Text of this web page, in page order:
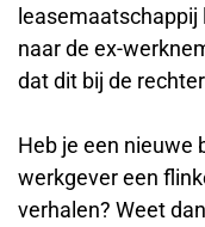
naar de ex-
dat dit bij de
Heb je een nieuwe
werkgever een
verhalen? Weet